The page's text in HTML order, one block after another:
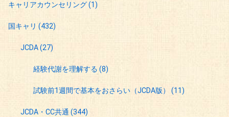
キャリアカウンセリング(1)
国キャリ (432)
JCDA(27)
経験代謝を理解する (8)
試験前1週間で基本をおさらい（JCDA版） (11)
JCDA・CC共通(344)